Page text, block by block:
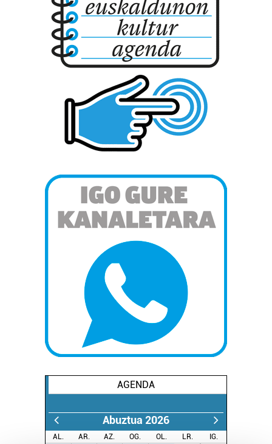
AGENDA
Abuztua 2026
AL. AR. AZ. OG. OL. LR.
IG.